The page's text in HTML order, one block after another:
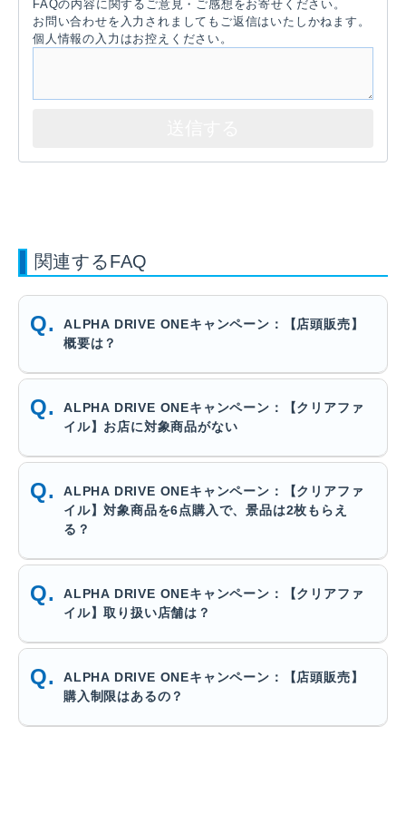
FAQの内容に関するご意見・ご感想をお寄せください。
お問い合わせを入力されましてもご返信はいたしかねます。
個人情報の入力はお控えください。
関連するFAQ
ALPHA DRIVE ONEキャンペーン：【店頭販売】
概要は？
ALPHA DRIVE ONEキャンペーン：【クリアファ
イル】お店に対象商品がない
ALPHA DRIVE ONEキャンペーン：【クリアファ
イル】対象商品を6点購入で、景品は2枚もらえ
る？
ALPHA DRIVE ONEキャンペーン：【クリアファ
イル】取り扱い店舗は？
ALPHA DRIVE ONEキャンペーン：【店頭販売】
購入制限はあるの？